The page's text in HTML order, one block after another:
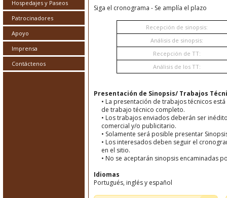
Hospedajes y Paseos
Patrocinadores
Apoyo
Imprensa
Contáctenos
Siga el cronograma - Se amplía el plazo
Recepción de sinopsis:
Análisis de sinopsis:
Recepción de TT:
Análisis de los TT:
Presentación de Sinopsis/ Trabajos
• La presentación de trabajos técnicos
de trabajo técnico completo.
• Los trabajos enviados deberán ser
comercial y/o publicitario.
• Solamente será posible presentar
• Los interesados deben seguir el
en el sitio.
• No se aceptarán sinopsis encaminadas
Idiomas
Portugués, inglés y español